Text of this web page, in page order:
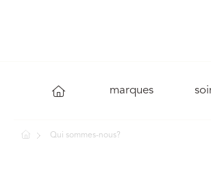
marques
Qui sommes-nous?